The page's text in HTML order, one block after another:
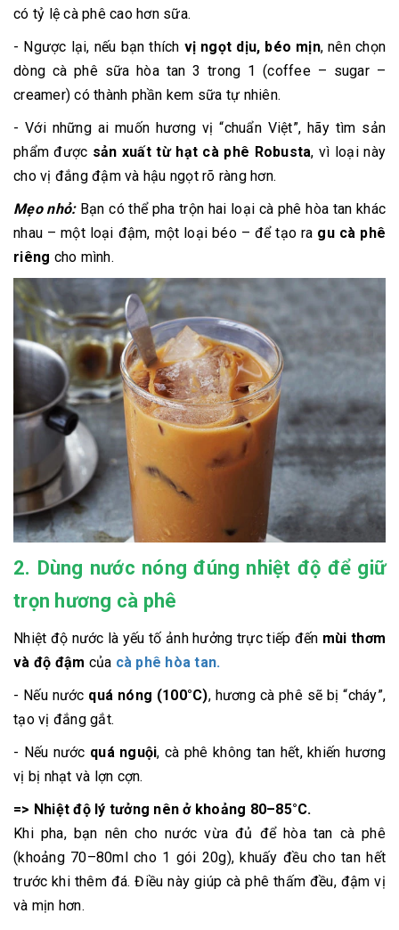
có tỷ lệ cà phê cao hơn sữa.
- Ngược lại, nếu bạn thích vị ngọt dịu, béo mịn, nên chọn
dòng cà phê sữa hòa tan 3 trong 1 (coffee – sugar –
creamer) có thành phần kem sữa tự nhiên.
- Với những ai muốn hương vị “chuẩn Việt”, hãy tìm sản
phẩm được sản xuất từ hạt cà phê Robusta, vì loại này
cho vị đắng đậm và hậu ngọt rõ ràng hơn.
Mẹo nhỏ:Bạn có thể pha trộn hai loại cà phê hòa tan khác
nhau – một loại đậm, một loại béo – để tạo ra gu cà phê
riêng cho mình.
2. Dùng nước nóng đúng nhiệt độ để giữ
trọn hương cà phê
Nhiệt độ nước là yếu tố ảnh hưởng trực tiếp đến mùi thơm
và độ đậm của cà phê hòa tan.
- Nếu nước quá nóng (100°C), hương cà phê sẽ bị “cháy”,
tạo vị đắng gắt.
- Nếu nước quá nguội, cà phê không tan hết, khiến hương
vị bị nhạt và lợn cợn.
=> Nhiệt độ lý tưởng nên ở khoảng 80–85°C.
Khi pha, bạn nên cho nước vừa đủ để hòa tan cà phê
(khoảng 70–80ml cho 1 gói 20g), khuấy đều cho tan hết
trước khi thêm đá. Điều này giúp cà phê thấm đều, đậm vị
và mịn hơn.